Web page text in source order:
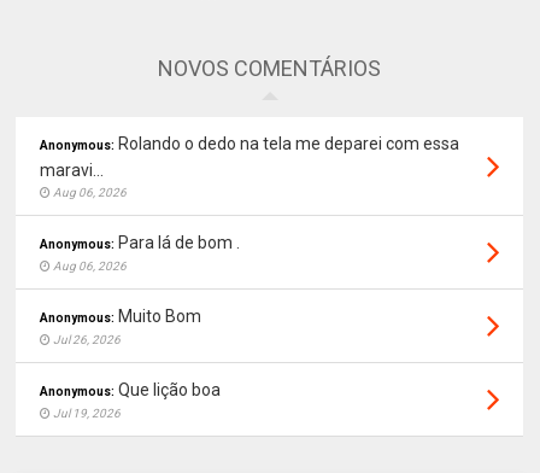
NOVOS COMENTÁRIOS
Anonymous: Rolando o dedo na tela me deparei com essa
maravi...
Aug 06, 2026
Anonymous: Para lá de bom .
Aug 06, 2026
Anonymous: Muito Bom
Jul 26, 2026
Anonymous: Que lição boa
Jul 19, 2026